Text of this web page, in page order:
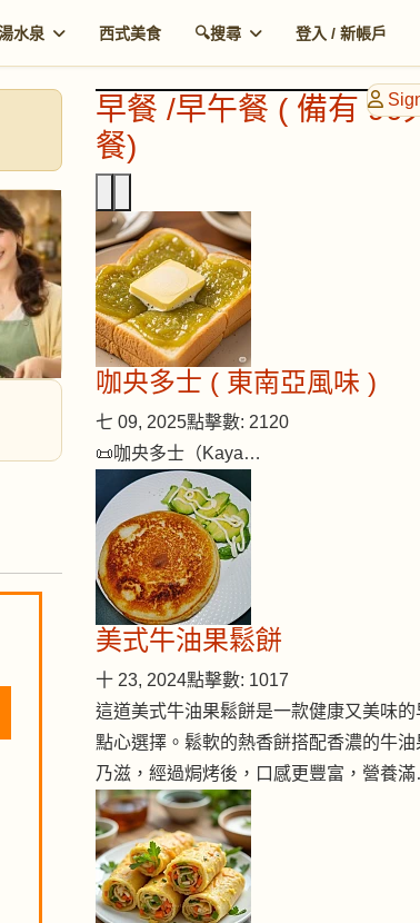
水泉 西式美食 🔍搜尋 登入 / 新帳戶
早餐 /早午餐 ( 備有 90
餐)
咖央多士 ( 東南亞風味 )
七 09, 2025點擊數: 2120
📜咖央多士（Kaya…
美式牛油果鬆餅
十 23, 2024點擊數: 1017
這道美式牛油果鬆餅是一款健康又美味的
點心選擇。鬆軟的熱香餅搭配香濃的牛油
乃滋，經過焗烤後，口感更豐富，營養